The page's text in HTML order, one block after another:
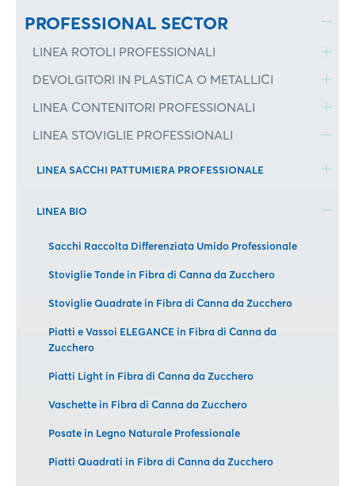
PROFESSIONAL SECTOR
LINEA ROTOLI PROFESSIONALI
DEVOLGITORI IN PLASTICA O METALLICI
LINEA CONTENITORI PROFESSIONALI
LINEA STOVIGLIE PROFESSIONALI
LINEA SACCHI PATTUMIERA PROFESSIONALE
LINEA BIO
Sacchi Raccolta Differenziata Umido Professionale
Stoviglie Tonde in Fibra di Canna da Zucchero
Stoviglie Quadrate in Fibra di Canna da Zucchero
Piatti e Vassoi ELEGANCE in Fibra di Canna da
Zucchero
Piatti Light in Fibra di Canna da Zucchero
Vaschette in Fibra di Canna da Zucchero
Posate in Legno Naturale Professionale
Piatti Quadrati in Fibra di Canna da Zucchero